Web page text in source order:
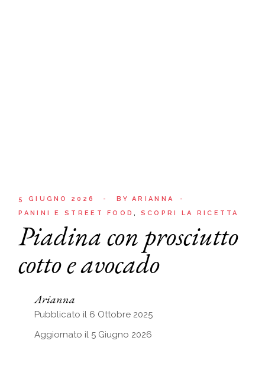
5 GIUGNO 2026 BY
ARIANNA
PANINI E STREET FOOD
SCOPRI LA RICETTA
Piadina con prosciutto
cotto e avocado
Arianna
Pubblicato il 6 Ottobre 2025
Aggiornato il 5 Giugno 2026